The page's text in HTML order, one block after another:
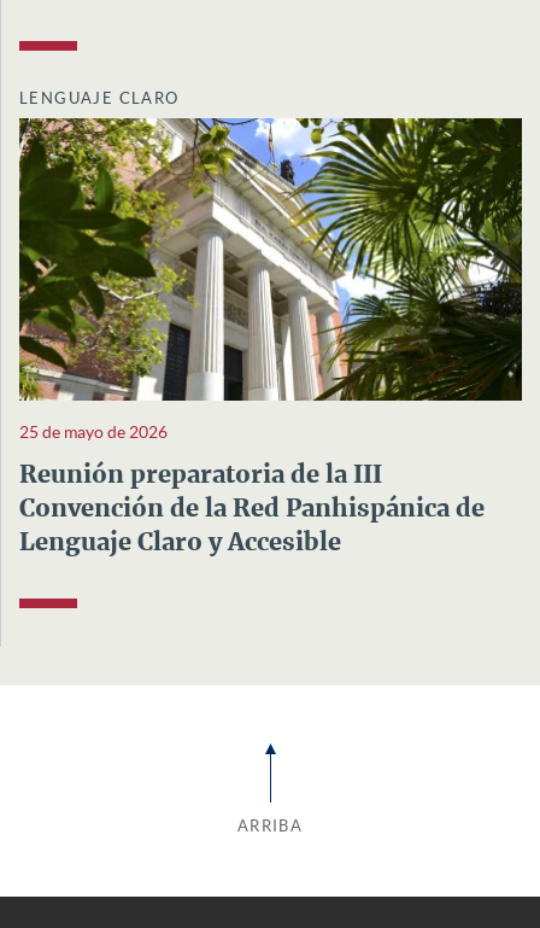
LENGUAJE CLARO
25 de mayo de 2026
Reunión preparatoria de la III
Convención de la Red Panhispánica de
Lenguaje Claro y Accesible
ARRIBA